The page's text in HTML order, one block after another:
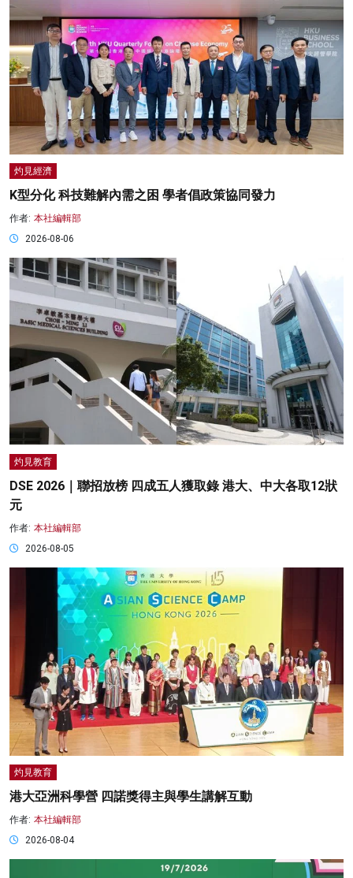
灼見經濟
K型分化 科技難解內需之困 學者倡政策協同發力
作者: 本社編輯部
2026-08-06
灼見教育
DSE 2026｜聯招放榜 四成五人獲取錄 港大、中大各取12狀
元
作者: 本社編輯部
2026-08-05
灼見教育
港大亞洲科學營 四諾獎得主與學生講解互動
作者: 本社編輯部
2026-08-04